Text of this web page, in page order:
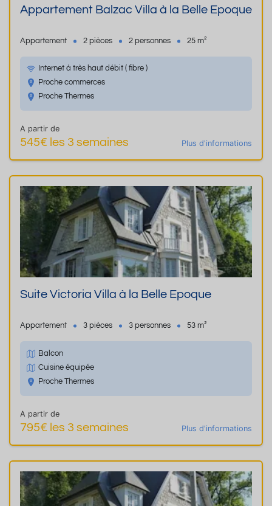
Appartement Balzac Villa à la Belle Epoque
Appartement 2 pièces 2 personnes 25 m²
Internet à très haut débit ( fibre )
Proche commerces
Proche Thermes
A partir de
545€ les 3 semaines Plus d'informations
Suite Victoria Villa à la Belle Epoque
Appartement 3 pièces 3 personnes 53 m²
Balcon
Cuisine équipée
Proche Thermes
A partir de
795€ les 3 semaines Plus d'informations